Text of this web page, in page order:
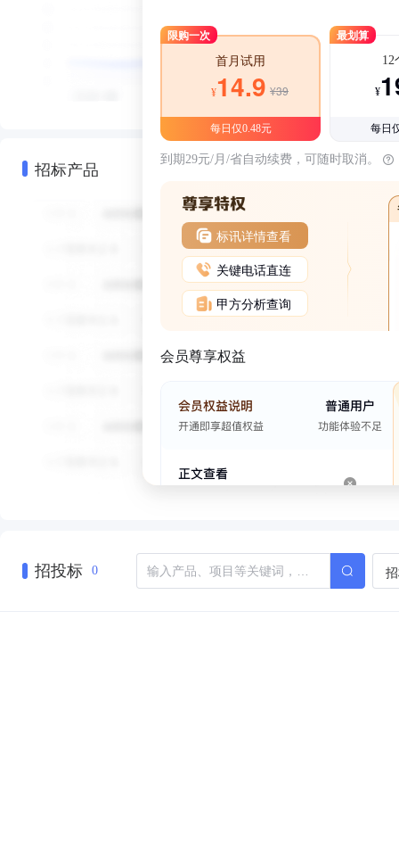
招标产品
限购一次
首月试用
¥14.9 ¥39
每日仅0.48元
最划算
12
¥
每日
到期29元/月/省自动续费，可随时取消。
标讯详情查看
关键电话直连
甲方分析查询
会员尊享权益
招投标 0